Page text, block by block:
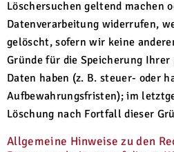
Löschersuchen geltend machen
Datenverarbeitung widerrufen,
gelöscht, sofern wir keine
Gründe für die Speicherung Ihrer
Daten haben (z. B. steuer- oder
Aufbewahrungsfristen); im
Löschung nach Fortfall dieser
Allgemeine Hinweise zu den